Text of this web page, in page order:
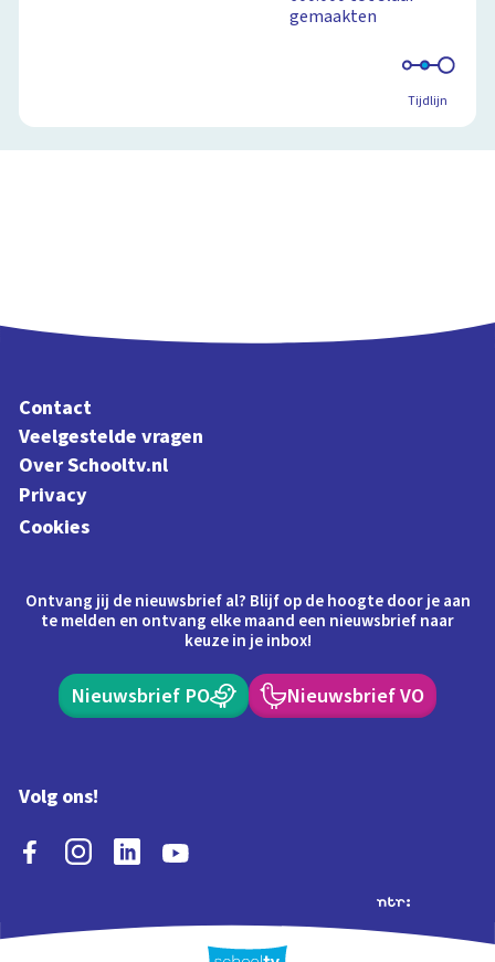
gemaakten
Tijdlijn
Contact
Veelgestelde vragen
Over Schooltv.nl
Privacy
Cookies
Ontvang jij de nieuwsbrief al? Blijf op de hoogte door je aan
te melden en ontvang elke maand een nieuwsbrief naar
keuze in je inbox!
Nieuwsbrief PO Nieuwsbrief VO
Volg ons!